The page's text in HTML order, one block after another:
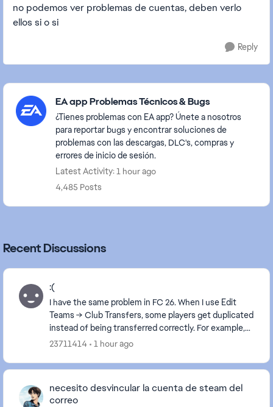
no podemos ver problemas de cuentas, deben verlo
ellos si o si
Reply
Featured Places
EA app Problemas Técnicos & Bugs
¿Tienes problemas con EA app? Únete a nosotros
para reportar bugs y encontrar soluciones de
problemas con las descargas, DLC's, compras y
errores de inicio de sesión.
Latest Activity: 1 hour ago
4,485 Posts
Recent Discussions
:(
I have the same problem in FC 26. When I use Edit
Teams → Club Transfers, some players get duplicated
instead of being transferred correctly. For example,
when I transfer Youri Tielemans from Aston V...
23711414 1 hour ago
necesito desvincular la cuenta de steam del
correo